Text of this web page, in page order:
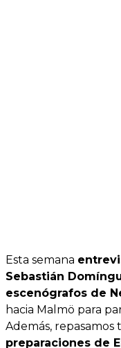
Esta semana
Sebastián
escenógrafos de
hacia Malmö para
Además, repasamos
preparaciones de